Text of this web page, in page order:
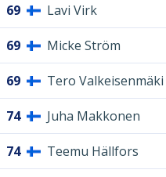
69 Lavi Virk
69 Micke Ström
69 Tero Valkeisenmäki
74 Juha Makkonen
74 Teemu Hällfors